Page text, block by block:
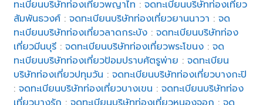
ทะเบียนบริษัทท่องเที่ยวพญาไท :จดทะเบียนบริษัทท่องเที่ยว
สัมพันธวงศ์ :จดทะเบียนบริษัทท่องเที่ยวยานนาวา :จด
ทะเบียนบริษัทท่องเที่ยวลาดกระบัง :จดทะเบียนบริษัทท่อง
เที่ยวมีนบุรี :จดทะเบียนบริษัทท่องเที่ยวพระโขนง :จด
ทะเบียนบริษัทท่องเที่ยวป้อมปราบศัตรูพ่าย :จดทะเบียน
บริษัทท่องเที่ยวปทุมวัน :จดทะเบียนบริษัทท่องเที่ยวบางกะปิ
:จดทะเบียนบริษัทท่องเที่ยวบางเขน :จดทะเบียนบริษัทท่อง